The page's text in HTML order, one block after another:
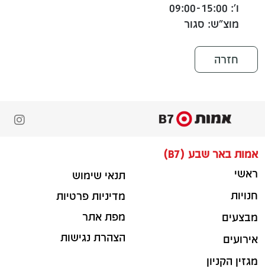
ו': 09:00-15:00
מוצ"ש: סגור
חזרה
אמות באר שבע (B7)
ראשי
חנויות
מבצעים
אירועים
מגזין הקניון
תנאי שימוש
מדיניות פרטיות
מפת אתר
הצהרת נגישות